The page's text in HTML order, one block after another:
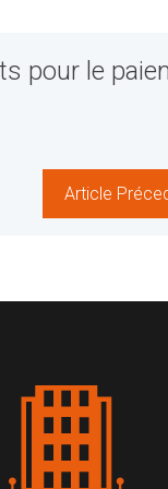
pour le
Article